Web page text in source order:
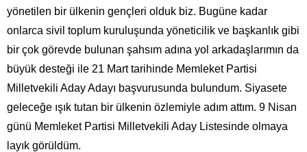
yönetilen bir ülkenin gençleri olduk biz. Bugüne kadar
onlarca sivil toplum kuruluşunda yöneticilik ve başkanlık gibi
bir çok görevde bulunan şahsım adına yol arkadaşlarımın da
büyük desteği ile 21 Mart tarihinde Memleket Partisi
Milletvekili Aday Adayı başvurusunda bulundum. Siyasete
geleceğe ışık tutan bir ülkenin özlemiyle adım attım. 9 Nisan
günü Memleket Partisi Milletvekili Aday Listesinde olmaya
layık görüldüm.